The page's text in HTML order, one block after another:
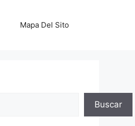
Mapa Del Sito
Buscar